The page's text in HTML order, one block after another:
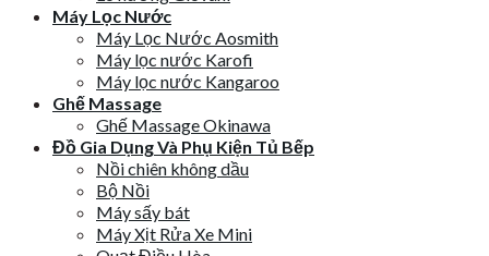
Máy Lọc Nước
Máy Lọc Nước Aosmith
Máy lọc nước Karofi
Máy lọc nước Kangaroo
Ghế Massage
Ghế Massage Okinawa
Đồ Gia Dụng Và Phụ Kiện Tủ Bếp
Nồi chiên không dầu
Bộ Nồi
Máy sấy bát
Máy Xịt Rửa Xe Mini